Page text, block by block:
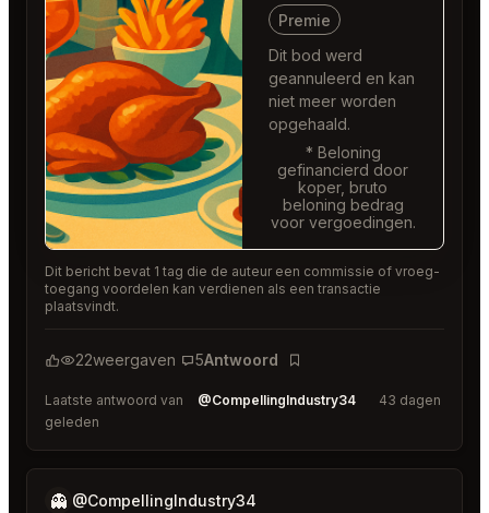
Premie
Dit bod werd
geannuleerd en kan
niet meer worden
opgehaald.
* Beloning
gefinancierd door
koper, bruto
beloning bedrag
voor vergoedingen.
Dit bericht bevat 1 tag die de auteur een commissie of vroeg-
toegang voordelen kan verdienen als een transactie
plaatsvindt.
22weergaven 5Antwoord
Bladwijzer
Laatste antwoord van @CompellingIndustry34
43 dagen
geleden
👻 @CompellingIndustry34